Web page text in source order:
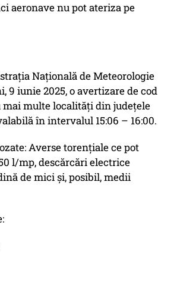
aeronave nu pot ateriza pe
Națională de Meteorologie
9 iunie 2025, o avertizare de cod
multe localități din județele
în intervalul 15:06 – 16:00.
Averse torențiale ce pot
l/mp, descărcări electrice
de mici și, posibil, medii